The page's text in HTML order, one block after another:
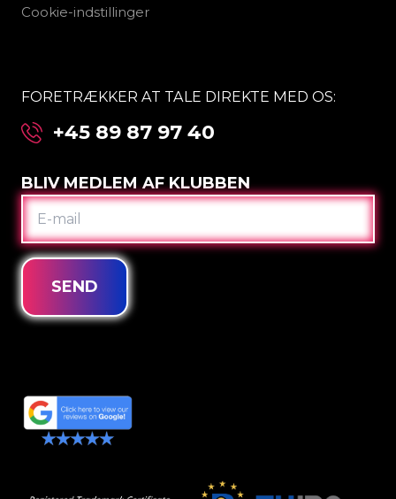
Cookie-indstillinger
FORETRÆKKER AT TALE DIREKTE MED OS:
+45 89 87 97 40
BLIV MEDLEM AF KLUBBEN
E-
MAIL
SEND